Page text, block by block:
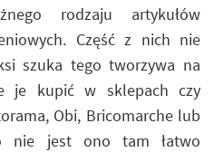
rodzaju artykułów
Część z nich nie
szuka tego tworzywa na
je kupić w sklepach czy
Obi, Bricomarche lub
nie jest ono tam łatwo